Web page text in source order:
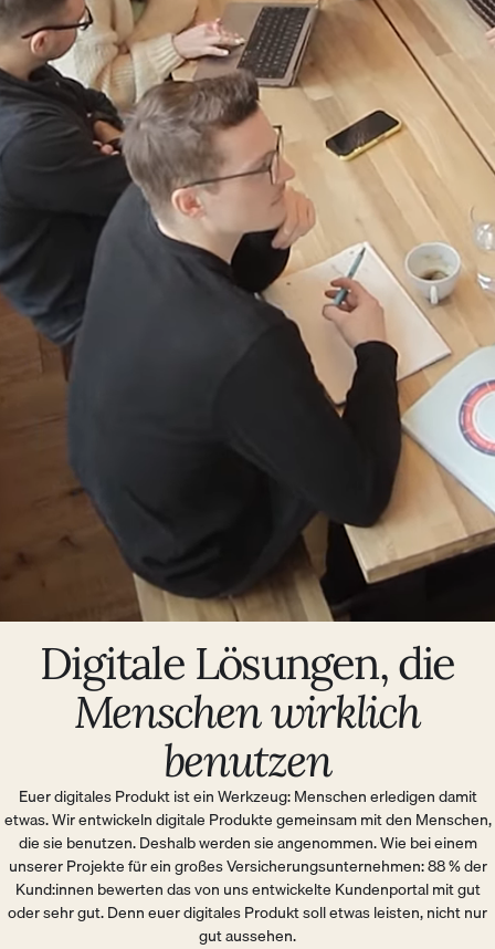
Digitale Lösungen, die
Menschen wirklich
benutzen
Euer digitales Produkt ist ein Werkzeug: Menschen erledigen damit
etwas. Wir entwickeln digitale Produkte gemeinsam mit den Menschen,
die sie benutzen. Deshalb werden sie angenommen. Wie bei einem
unserer Projekte für ein großes Versicherungsunternehmen: 88 % der
Kund:innen bewerten das von uns entwickelte Kundenportal mit gut
oder sehr gut. Denn euer digitales Produkt soll etwas leisten, nicht nur
gut aussehen.